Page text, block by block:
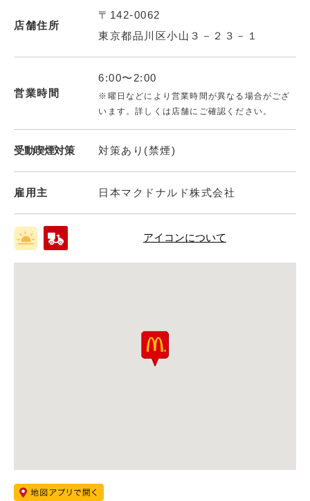
店舗住所
〒142-0062
東京都品川区小山３－２３－１
営業時間
6:00〜2:00
※曜日などにより営業時間が異なる場合がござ
います。詳しくは店舗にご確認ください。
受動喫煙対策 対策あり(禁煙)
雇用主 日本マクドナルド株式会社
アイコンについて